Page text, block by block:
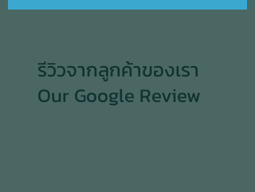
รีวิวจากลูกค้าของเรา
Our Google Review